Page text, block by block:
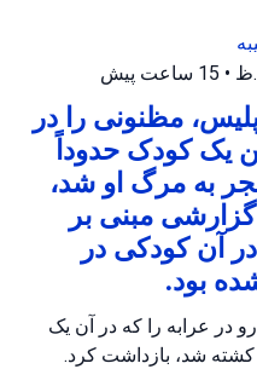
• 15 ساعت پیش
مظنونی را در
یک کودک حدوداً
به مرگ او شد،
مبنی بر
آن کودکی در
بود.
در عرابه را که در آن یک
شد، بازداشت کرد.